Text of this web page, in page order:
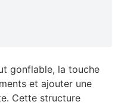
gonflable, la touche
et ajouter une
Cette structure